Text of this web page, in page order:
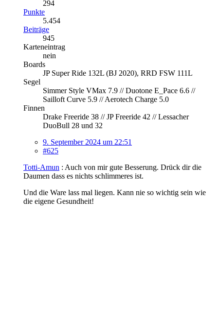
294
Punkte
5.454
Beiträge
945
Karteneintrag
nein
Boards
JP Super Ride 132L (BJ 2020), RRD FSW 111L
Segel
Simmer Style VMax 7.9 // Duotone E_Pace 6.6 //
Sailloft Curve 5.9 // Aerotech Charge 5.0
Finnen
Drake Freeride 38 // JP Freeride 42 // Lessacher
DuoBull 28 und 32
9. September 2024 um 22:51
#625
Totti-Amun : Auch von mir gute Besserung. Drück dir die
Daumen dass es nichts schlimmeres ist.
Und die Ware lass mal liegen. Kann nie so wichtig sein wie
die eigene Gesundheit!